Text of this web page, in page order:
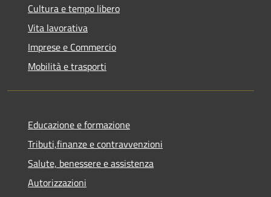
Cultura e tempo libero
Vita lavorativa
Imprese e Commercio
Mobilità e trasporti
Educazione e formazione
Tributi,finanze e contravvenzioni
Salute, benessere e assistenza
Autorizzazioni